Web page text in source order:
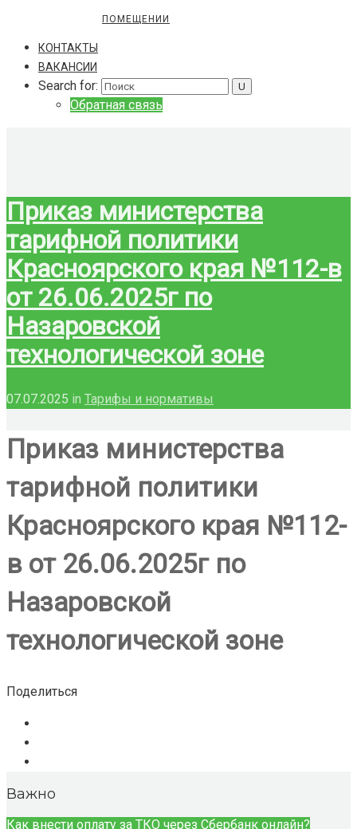
ПОМЕЩЕНИИ
КОНТАКТЫ
ВАКАНСИИ
Search for:
Обратная связь
Приказ министерства
тарифной политики
Красноярского края №112-в
от 26.06.2025г по
Назаровской
технологической зоне
07.07.2025 in Тарифы и нормативы
Приказ министерства
тарифной политики
Красноярского края №112-
в от 26.06.2025г по
Назаровской
технологической зоне
Поделиться
Важно
Как внести оплату за ТКО через Сбербанк онлайн?